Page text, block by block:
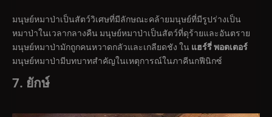
มนุษย์หมาป่าเป็นสัตว์วิเศษที่มีลักษณะคล้ายมนุษย์ที่มีรูปร่างเป็น
หมาป่าในเวลากลางคืน มนุษย์หมาป่าเป็นสัตว์ที่ดุร้ายและอันตราย
มนุษย์หมาป่ามักถูกคนหวาดกลัวและเกลียดชัง ใน แฮร์รี่ พอตเตอร์
มนุษย์หมาป่ามีบทบาทสำคัญในเหตุการณ์ในภาคีนกฟีนิกซ์
7. ยักษ์